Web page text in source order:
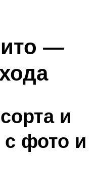
—
и
фото и